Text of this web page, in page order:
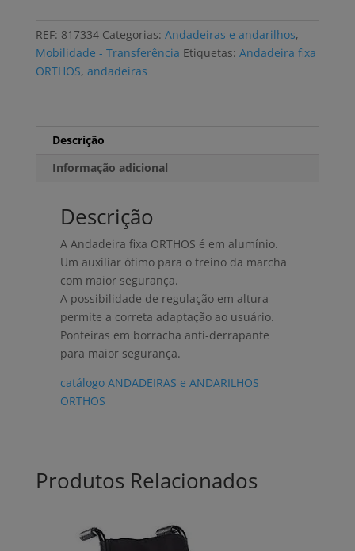
REF: 817334 Categorias: Andadeiras e andarilhos,
Mobilidade - Transferência Etiquetas: Andadeira fixa
ORTHOS, andadeiras
Descrição
Informação adicional
Descrição
A Andadeira fixa ORTHOS é em alumínio.
Um auxiliar ótimo para o treino da marcha
com maior segurança.
A possibilidade de regulação em altura
permite a correta adaptação ao usuário.
Ponteiras em borracha anti-derrapante
para maior segurança.
catálogo ANDADEIRAS e ANDARILHOS
ORTHOS
Produtos Relacionados